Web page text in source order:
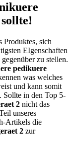
Produktes, sich
EIgenschaften
zu stellen.
pedikuere
was welches
und kann somit
Sollte in den Top 5-
2 nicht das
unseres
Artikels die
2 zur